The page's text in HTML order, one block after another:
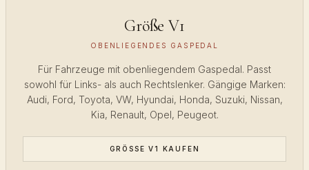
Größe V1
OBENLIEGENDES GASPEDAL
Für Fahrzeuge mit obenliegendem Gaspedal. Passt
sowohl für Links- als auch Rechtslenker. Gängige Marken:
Audi, Ford, Toyota, VW, Hyundai, Honda, Suzuki, Nissan,
Kia, Renault, Opel, Peugeot.
GRÖSSE V1 KAUFEN